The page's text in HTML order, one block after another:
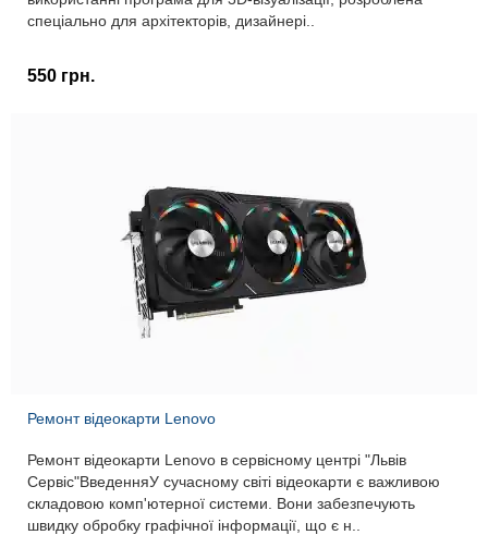
спеціально для архітекторів, дизайнері..
550 грн.
Ремонт відеокарти Lenovo
Ремонт відеокарти Lenovo в сервісному центрі "Львів
Сервіс"ВведенняУ сучасному світі відеокарти є важливою
складовою комп'ютерної системи. Вони забезпечують
швидку обробку графічної інформації, що є н..